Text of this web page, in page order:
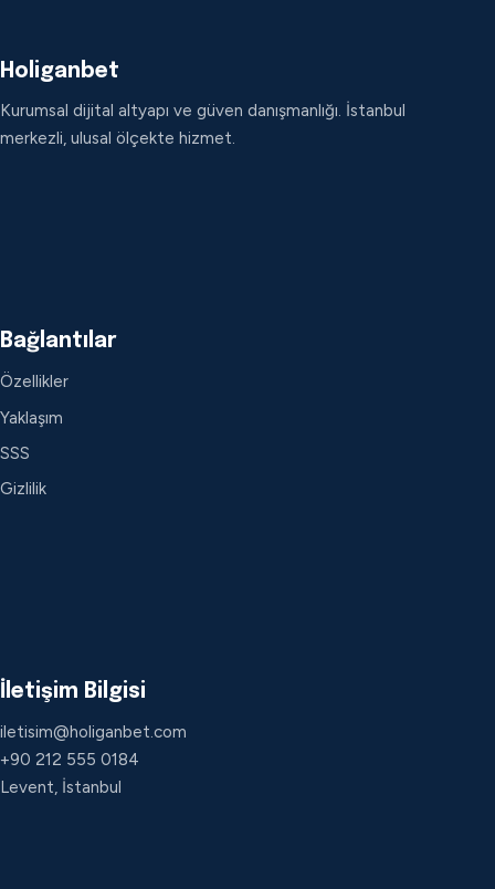
Holiganbet
Kurumsal dijital altyapı ve güven danışmanlığı. İstanbul
merkezli, ulusal ölçekte hizmet.
Bağlantılar
Özellikler
Yaklaşım
SSS
Gizlilik
İletişim Bilgisi
iletisim@holiganbet.com
+90 212 555 0184
Levent, İstanbul